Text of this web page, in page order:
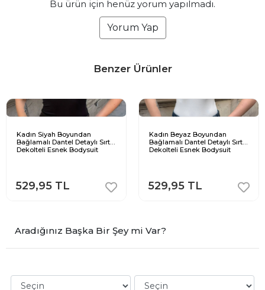
Bu ürün için henüz yorum yapılmadı.
Yorum Yap
Benzer Ürünler
Kadın Siyah Boyundan
Bağlamalı Dantel Detaylı Sırt
Dekolteli Esnek Bodysuit
529,95 TL
Kadın Beyaz Boyundan
Bağlamalı Dantel Detaylı Sırt
Dekolteli Esnek Bodysuit
529,95 TL
Aradığınız Başka Bir Şey mi Var?